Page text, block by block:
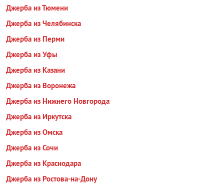
Джерба из Тюмени
Джерба из Челябинска
Джерба из Перми
Джерба из Уфы
Джерба из Казани
Джерба из Воронежа
Джерба из Нижнего Новгорода
Джерба из Иркутска
Джерба из Омска
Джерба из Сочи
Джерба из Краснодара
Джерба из Ростова-на-Дону